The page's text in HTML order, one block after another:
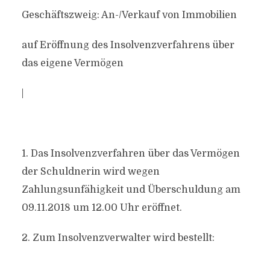
Geschäftszweig: An-/Verkauf von Immobilien
auf Eröffnung des Insolvenzverfahrens über
das eigene Vermögen
1. Das Insolvenzverfahren über das Vermögen
der Schuldnerin wird wegen
Zahlungsunfähigkeit und Überschuldung am
09.11.2018 um 12.00 Uhr eröffnet.
2. Zum Insolvenzverwalter wird bestellt: